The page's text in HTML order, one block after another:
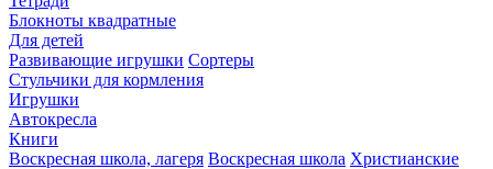
Блокноты квадратные
Для детей
Развивающие игрушки Сортеры
Стульчики для кормления
Игрушки
Автокресла
Книги
Воскресная школа, лагеря Воскресная школа Христианские